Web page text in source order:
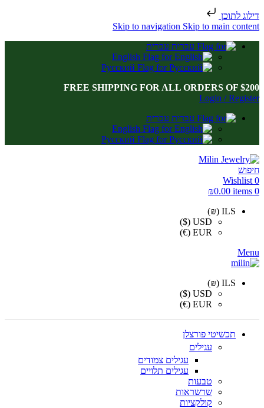
דילוג לתוכן
Skip to navigation Skip to main content
עברית
English
Русский
FREE SHIPPING FOR ALL ORDERS OF $200
Login / Register
עברית
English
Русский
חיפוש
0
Wishlist
0
items
₪0.00
ILS (₪)
USD ($)
EUR (€)
Menu
ILS (₪)
USD ($)
EUR (€)
תכשיטי פורצלן
עגילים
עגילים צמודים
עגילים תלויים
טבעות
שרשראות
קולקציות